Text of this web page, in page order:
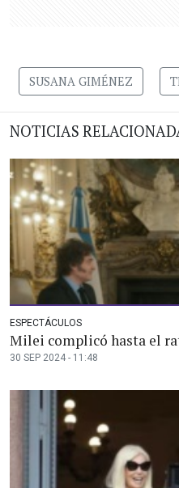
SUSANA GIMÉNEZ
NOTICIAS
ESPECTÁCULOS
Milei complicó hasta el
30 SEP 2024 - 11:48